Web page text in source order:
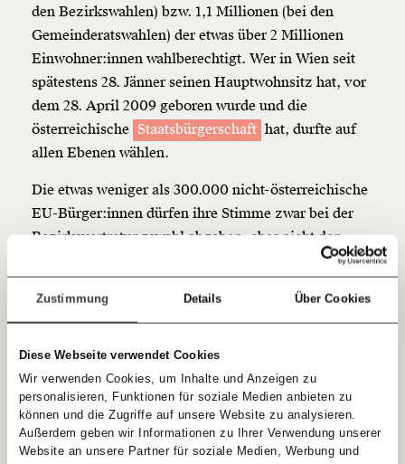
Zustimmung Details Über Cookies
Diese Webseite verwendet Cookies
Wir verwenden Cookies, um Inhalte und Anzeigen zu
personalisieren, Funktionen für soziale Medien anbieten zu
können und die Zugriffe auf unsere Website zu analysieren.
Außerdem geben wir Informationen zu Ihrer Verwendung unserer
Website an unsere Partner für soziale Medien, Werbung und
Immer auf dem Laufenden
unsere Wirtschaft so gestalten, dass sie für alle
funktioniert. Unsere Recherchen sind für alle frei im
Netz. Unabhängig und werbefrei. Und das wird auch
so bleiben. Kämpf’ mit uns für den Fortschritt und
unterstütze uns mit Deinem Mitgliedsbeitrag.
Du überweist lieber direkt?
Hier unsere IBAN: AT34 4300 0498 0007 6017
Kontoinhaber: Momentum Institut - Verein für
sozialen Fortschritt
Deine Spende absetzen:Fragen und Antworten.
Jetzt
teilen.
E-Mail
Whatsapp
den Bezirkswahlen) bzw. 1,1 Millionen (bei den
Gemeinderatswahlen) der etwas über 2 Millionen
Einwohner:innen wahlberechtigt. Wer in Wien seit
spätestens 28. Jänner seinen Hauptwohnsitz hat, vor
dem 28. April 2009 geboren wurde und die
österreichische Staatsbürgerschaft hat, durfte auf
allen Ebenen wählen.
Die etwas weniger als 300.000 nicht-österreichische
EU-Bürger:innen dürfen ihre Stimme zwar bei der
Bezirksvertretungswahl abgeben, aber nicht den
Gemeinderat (der in Wien gleichzeitig der Landtag
Noch einmal etwa gleich viele Menschen leben in
mitbestimmen. Ein zunehmendes Problem für die
Demokratie, das wir uns vor der Nationalratswahl
2024im Rahmen einer großen Doku angesehen